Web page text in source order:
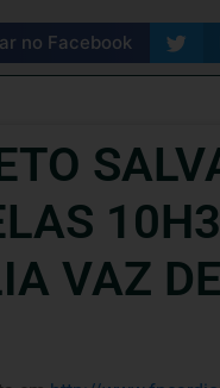
no Facebook
VAZ